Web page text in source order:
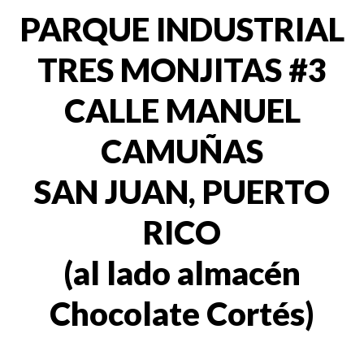
PARQUE INDUSTRIAL
TRES MONJITAS #3
CALLE MANUEL
CAMUÑAS
SAN JUAN, PUERTO
RICO
(al lado almacén
Chocolate Cortés)